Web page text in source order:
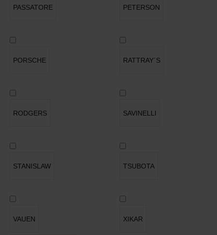
PASSATORE PETERSON
PORSCHE RATTRAY´S
RODGERS SAVINELLI
STANISLAW TSUBOTA
VAUEN XIKAR